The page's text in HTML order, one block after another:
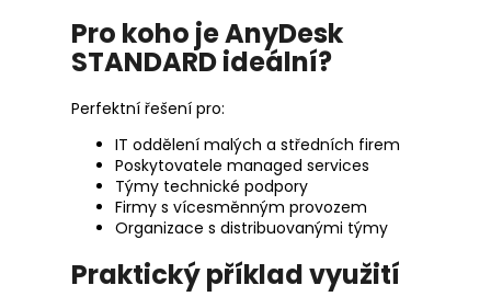
Pro koho je AnyDesk
STANDARD ideální?
Perfektní řešení pro:
IT oddělení malých a středních firem
Poskytovatele managed services
Týmy technické podpory
Firmy s vícesměnným provozem
Organizace s distribuovanými týmy
Praktický příklad využití